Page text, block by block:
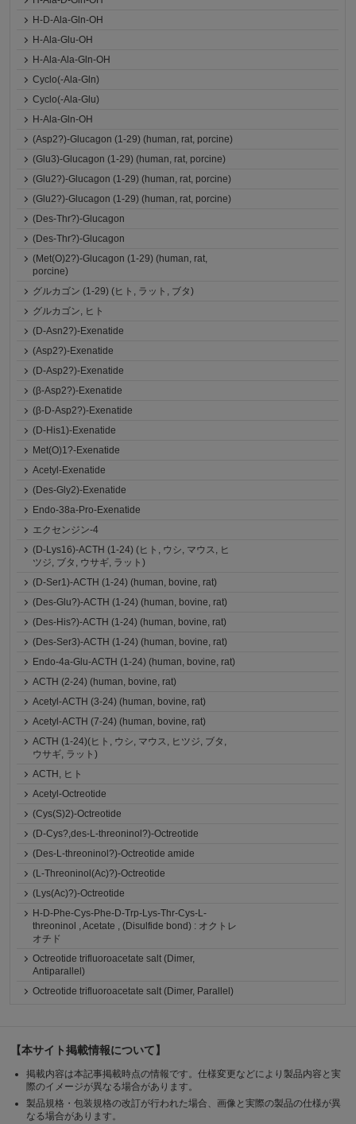
H-D-Ala-Gln-OH
H-Ala-Glu-OH
H-Ala-Ala-Gln-OH
Cyclo(-Ala-Gln)
Cyclo(-Ala-Glu)
H-Ala-Gln-OH
(Asp2?)-Glucagon (1-29) (human, rat, porcine)
(Glu3)-Glucagon (1-29) (human, rat, porcine)
(Glu2?)-Glucagon (1-29) (human, rat, porcine)
(Glu2?)-Glucagon (1-29) (human, rat, porcine)
(Des-Thr?)-Glucagon
(Des-Thr?)-Glucagon
(Met(O)2?)-Glucagon (1-29) (human, rat,
porcine)
グルカゴン (1-29) (ヒト, ラット, ブタ)
グルカゴン, ヒト
(D-Asn2?)-Exenatide
(Asp2?)-Exenatide
(D-Asp2?)-Exenatide
(β-Asp2?)-Exenatide
(β-D-Asp2?)-Exenatide
(D-His1)-Exenatide
Met(O)1?-Exenatide
Acetyl-Exenatide
(Des-Gly2)-Exenatide
Endo-38a-Pro-Exenatide
エクセンジン-4
(D-Lys16)-ACTH (1-24) (ヒト, ウシ, マウス, ヒ
ツジ, ブタ, ウサギ, ラット)
(D-Ser1)-ACTH (1-24) (human, bovine, rat)
(Des-Glu?)-ACTH (1-24) (human, bovine, rat)
(Des-His?)-ACTH (1-24) (human, bovine, rat)
(Des-Ser3)-ACTH (1-24) (human, bovine, rat)
Endo-4a-Glu-ACTH (1-24) (human, bovine, rat)
ACTH (2-24) (human, bovine, rat)
Acetyl-ACTH (3-24) (human, bovine, rat)
Acetyl-ACTH (7-24) (human, bovine, rat)
ACTH (1-24)(ヒト, ウシ, マウス, ヒツジ, ブタ,
ウサギ, ラット)
ACTH, ヒト
Acetyl-Octreotide
(Cys(S)2)-Octreotide
(D-Cys?,des-L-threoninol?)-Octreotide
(Des-L-threoninol?)-Octreotide amide
(L-Threoninol(Ac)?)-Octreotide
(Lys(Ac)?)-Octreotide
H-D-Phe-Cys-Phe-D-Trp-Lys-Thr-Cys-L-
threoninol , Acetate , (Disulfide bond) : オクトレ
オチド
Octreotide trifluoroacetate salt (Dimer,
Antiparallel)
Octreotide trifluoroacetate salt (Dimer, Parallel)
【本サイト掲載情報について】
掲載内容は本記事掲載時点の情報です。仕様変更などにより製品内容と実
際のイメージが異なる場合があります。
製品規格・包装規格の改訂が行われた場合、画像と実際の製品の仕様が異
なる場合があります。